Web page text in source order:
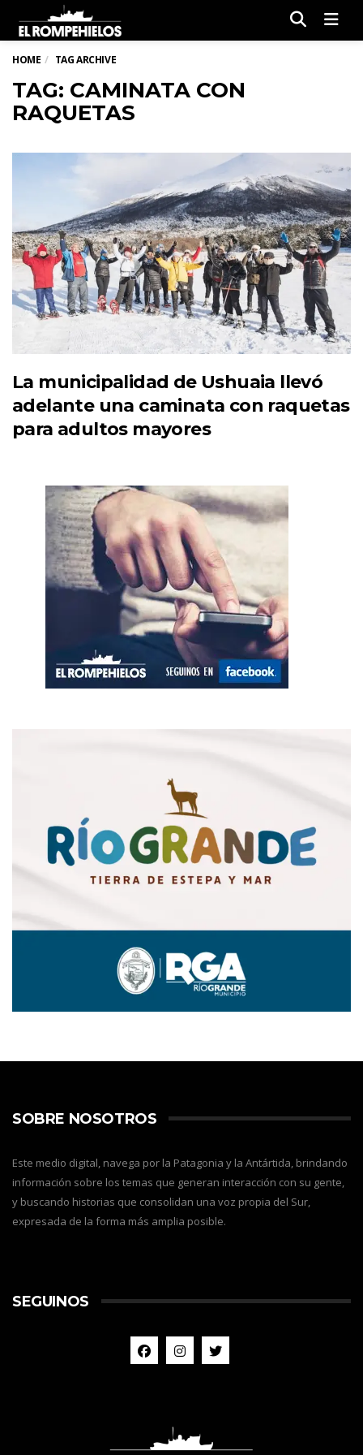
HOME TAG ARCHIVE
TAG: CAMINATA CON
RAQUETAS
La municipalidad de Ushuaia llevó
adelante una caminata con raquetas
para adultos mayores
SOBRE NOSOTROS
Este medio digital, navega por la Patagonia y la Antártida, brindando
información sobre los temas que generan interacción con su gente,
y buscando historias que consolidan una voz propia del Sur,
expresada de la forma más amplia posible.
SEGUINOS